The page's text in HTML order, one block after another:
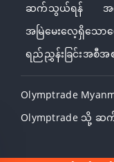
ဆက်သွယ်ရန်
အ
အမြဲမေးလေ့ရှိသောမေ
ရည်ညွှန်းခြင်းအစီအ
Olymptrade
Olymptrade သို့ ဆ